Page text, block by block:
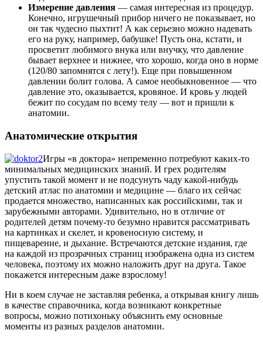
Измерение давления — самая интересная из процедур.
Конечно, игрушечный прибор ничего не показывает, но
он так чудесно пыхтит! А как серьезно можно надевать
его на руку, например, бабушке! Пусть она, кстати, и
просветит любимого внука или внучку, что давление
бывает верхнее и нижнее, что хорошо, когда оно в норме
(120/80 запомнятся с лету!). Еще при повышенном
давлении болит голова. А самое необыкновенное — что
давление это, оказывается, кровяное. И кровь у людей
бежит по сосудам по всему телу — вот и пришли к
анатомии.
Анатомические открытия
Игры «в доктора» непременно потребуют каких-то
минимальных медицинских знаний. И грех родителям
упустить такой момент и не подсунуть чаду какой-нибудь
детский атлас по анатомии и медицине — благо их сейчас
продается множество, написанных как российскими, так и
зарубежными авторами. Удивительно, но в отличие от
родителей детям почему-то безумно нравится рассматривать
на картинках и скелет, и кровеносную систему, и
пищеварение, и дыхание. Встречаются детские издания, где
на каждой из прозрачных страниц изображена одна из систем
человека, поэтому их можно наложить друг на друга. Такое
покажется интересным даже взрослому!
Ни в коем случае не заставляя ребенка, а открывая книгу лишь
в качестве справочника, когда возникают конкретные
вопросы, можно потихоньку объяснить ему основные
моменты из разных разделов анатомии.